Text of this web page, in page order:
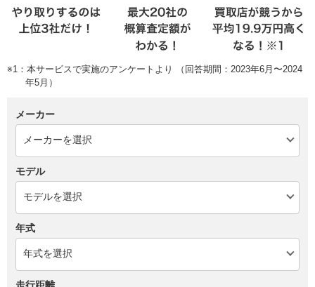
※1：本サービスで実施のアンケートより （回答期間：2023年6月〜2024
年5月）
メーカー
モデル
年式